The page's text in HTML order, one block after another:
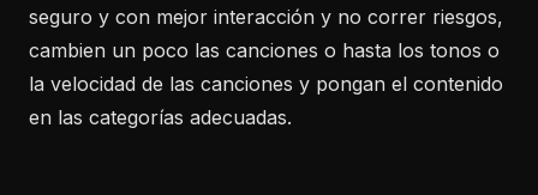
seguro y con mejor interacción y no correr riesgos,
cambien un poco las canciones o hasta los tonos o
la velocidad de las canciones y pongan el contenido
en las categorías adecuadas.